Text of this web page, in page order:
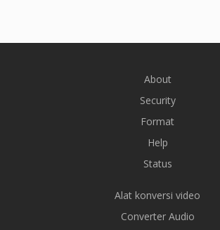
About
Security
Format
Help
Status
Alat konversi video
Converter Audio